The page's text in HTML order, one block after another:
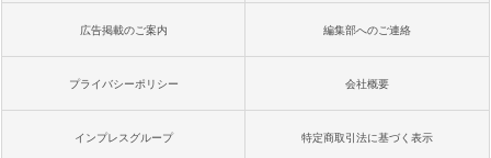
広告掲載のご案内 編集部へのご連絡
プライバシーポリシー 会社概要
インプレスグループ 特定商取引法に基づく表示